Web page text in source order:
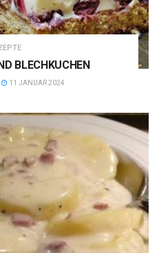
BLECHKUCHEN
11 JANUAR 2024